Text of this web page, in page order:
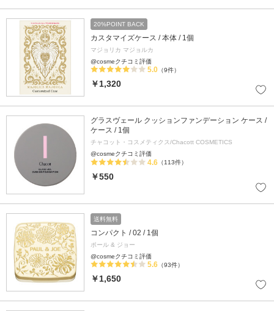
20%POINT BACK
カスタマイズケース / 本体 / 1個
マジョリカ マジョルカ
@cosmeクチコミ評価
5.0 （9件）
￥1,320
グラスヴェール クッションファンデーション ケース /
ケース / 1個
チャコット・コスメティクス/Chacott COSMETICS
@cosmeクチコミ評価
4.6 （113件）
￥550
送料無料
コンパクト / 02 / 1個
ポール & ジョー
@cosmeクチコミ評価
5.6 （93件）
￥1,650